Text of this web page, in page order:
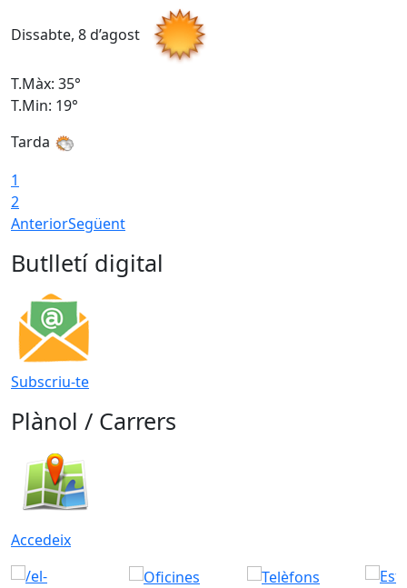
Dissabte, 8 d’agost
T.Màx: 35°
T.Min: 19°
Tarda
1
2
AnteriorSegüent
Butlletí digital
Subscriu-te
Plànol / Carrers
Accedeix